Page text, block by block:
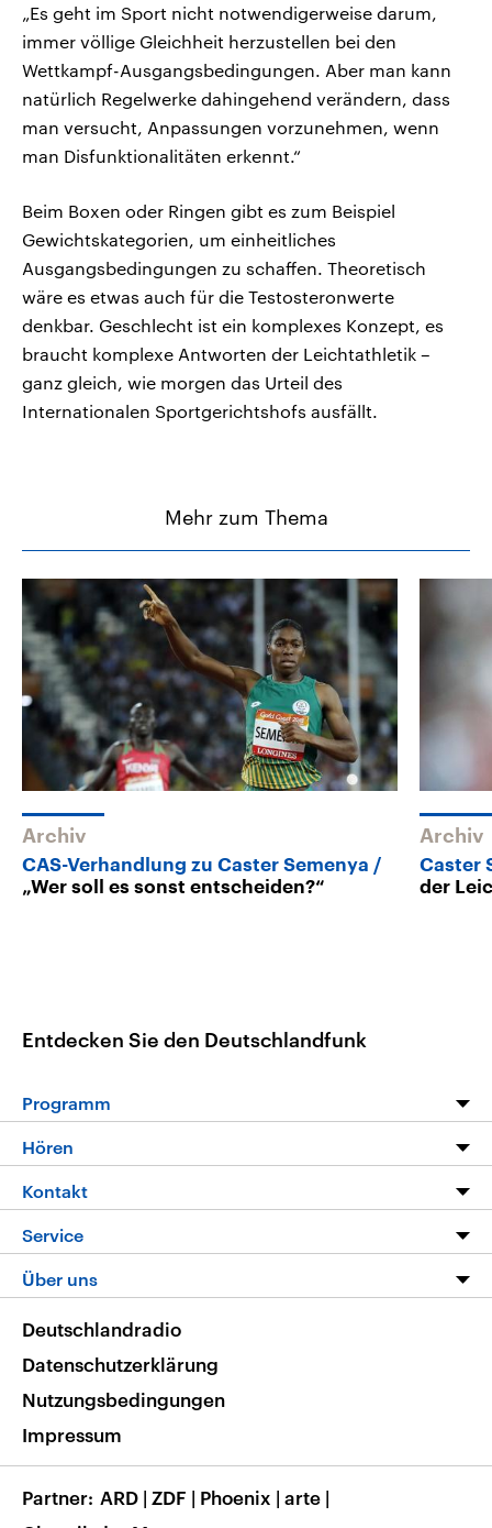
„Es geht im Sport nicht notwendigerweise darum,
immer völlige Gleichheit herzustellen bei den
Wettkampf-Ausgangsbedingungen. Aber man kann
natürlich Regelwerke dahingehend verändern, dass
man versucht, Anpassungen vorzunehmen, wenn
man Disfunktionalitäten erkennt.“
Beim Boxen oder Ringen gibt es zum Beispiel
Gewichtskategorien, um einheitliches
Ausgangsbedingungen zu schaffen. Theoretisch
wäre es etwas auch für die Testosteronwerte
denkbar. Geschlecht ist ein komplexes Konzept, es
braucht komplexe Antworten der Leichtathletik –
ganz gleich, wie morgen das Urteil des
Internationalen Sportgerichtshofs ausfällt.
Mehr zum Thema
Archiv
CAS-Verhandlung zu Caster Semenya
„Wer soll es sonst entscheiden?“
Archiv
Caster
der
Entdecken Sie den Deutschlandfunk
Programm
Programm
Die Nachrichten
Nachrichtenleicht
Neue Beiträge auf dlf.de
Hören
Livestream
Podcasts
Deutschlandfunk App
Nachrichten App
Frequenzen
Kontakt
Hörerservice
Service
FAQ
Veranstaltungen
Musikliste
RSS
Über uns
Barrierefreiheit
Deutschlandradio
Datenschutzerklärung
Nutzungsbedingungen
Impressum
Partner ARD | ZDF | Phoenix | arte |